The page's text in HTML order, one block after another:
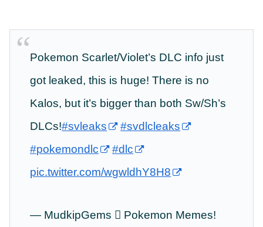
Pokemon Scarlet/Violet’s DLC info just
got leaked, this is huge! There is no
Kalos, but it’s bigger than both Sw/Sh’s
DLCs!#svleaks
#svdlcleaks
#pokemondlc
#dlc
pic.twitter.com/wgwldhY8H8
— MudkipGems  Pokemon Memes!